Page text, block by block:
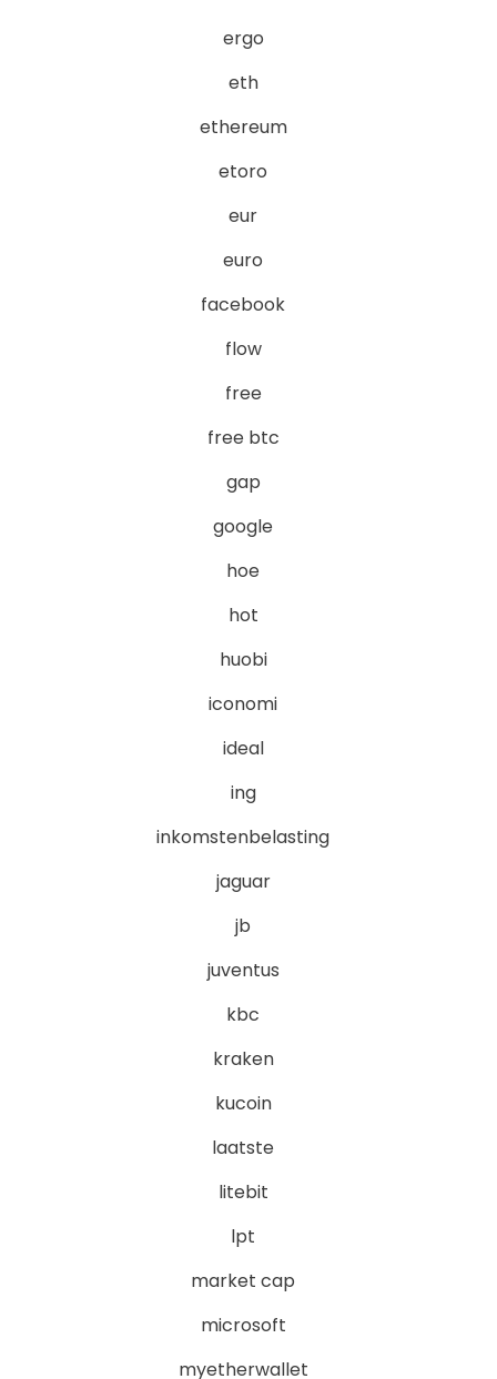
ergo
eth
ethereum
etoro
eur
euro
facebook
flow
free
free btc
gap
google
hoe
hot
huobi
iconomi
ideal
ing
inkomstenbelasting
jaguar
jb
juventus
kbc
kraken
kucoin
laatste
litebit
lpt
market cap
microsoft
myetherwallet